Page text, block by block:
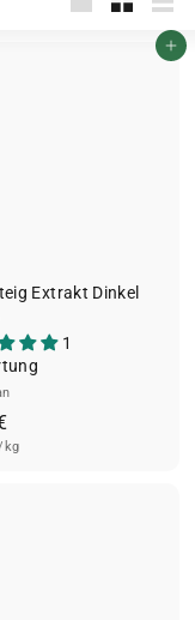
In den Einkaufswagen legen
Extrakt Dinkel
1
1
,
kg